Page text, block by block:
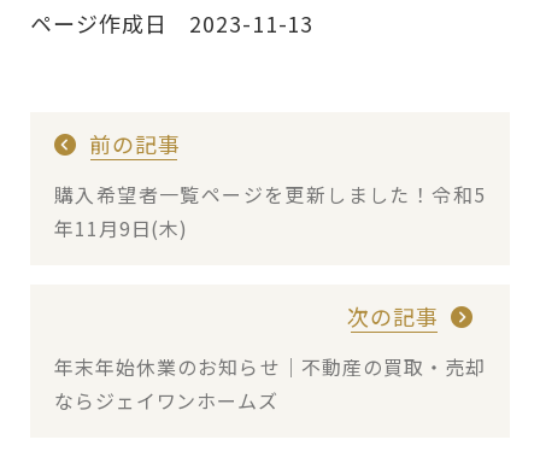
ページ作成日 2023-11-13
前の記事
購入希望者一覧ページを更新しました！令和5
年11月9日(木)
次の記事
年末年始休業のお知らせ｜不動産の買取・売却
ならジェイワンホームズ